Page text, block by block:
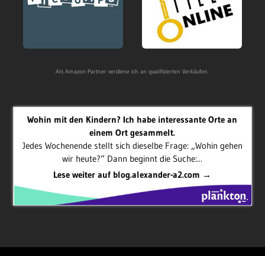
Als Amazon-Partner verdiene ich an qualifizierten Verkäufen.
Wohin mit den Kindern? Ich habe interessante Orte an
einem Ort gesammelt.
Jedes Wochenende stellt sich dieselbe Frage: „Wohin gehen
wir heute?“ Dann beginnt die Suche:...
Lese weiter auf blog.alexander-a2.com →